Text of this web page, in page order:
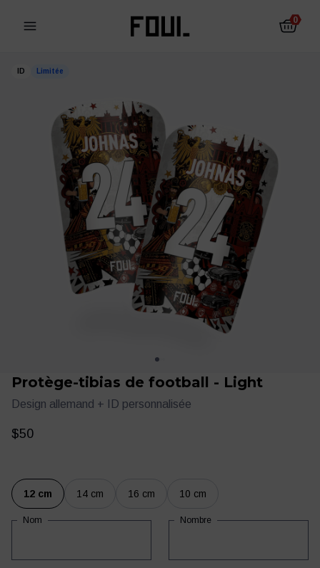
0
Les protections pour le
football
Chaussettes
antidérapantes
Entraînement
ID Limitée
Protège-tibias de football - Light
Design allemand + ID personnalisée
$50
12 cm 14 cm 16 cm 10 cm
Nom Nombre